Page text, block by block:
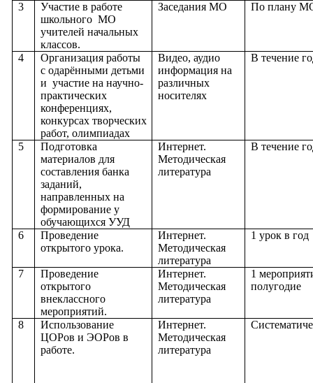
3
Участие в работе
школьного МО
учителей начальных
классов.
Заседания МО По плану
4
Организация работы
с одарёнными детьми
и участие на научно-
практических
конференциях,
конкурсах творческих
работ, олимпиадах
Видео, аудио
информация на
различных
носителях
В течение
5
Подготовка
материалов для
составления банка
заданий,
направленных на
формирование у
обучающихся УУД
Интернет.
Методическая
литература
В течение
6
Проведение
открытого урока.
Интернет.
Методическая
литература
1 урок в год
7
Проведение
открытого
внеклассного
мероприятий.
Интернет.
Методическая
литература
1
полугодие
8
Использование
ЦОРов и ЭОРов в
работе.
Интернет.
Методическая
литература